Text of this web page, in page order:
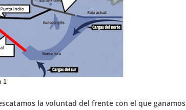
la voluntad del frente con el que ganamos